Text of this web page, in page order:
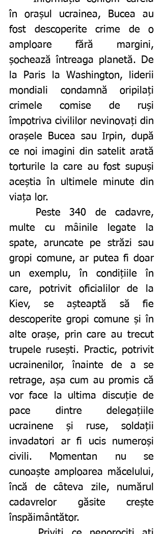
în orașul ucrainea, Bucea au
fost descoperite crime de o
amploare fără margini,
șochează întreaga planetă. De
la Paris la Washington, liderii
mondiali condamnă oripilați
crimele comise de ruși
împotriva civililor nevinovați din
orașele Bucea sau Irpin, după
ce noi imagini din satelit arată
torturile la care au fost supuși
aceștia în ultimele minute din
viața lor.
multe cu mâinile legate la
spate, aruncate pe străzi sau
gropi comune, ar putea fi doar
un exemplu, în condițiile în
care, potrivit oficialilor de la
Kiev, se așteaptă să fie
descoperite gropi comune și în
alte orașe, prin care au trecut
trupele rusești. Practic, potrivit
ucrainenilor, înainte de a se
retrage, așa cum au promis că
vor face la ultima discuție de
pace dintre delegațiile
ucrainene și ruse, soldații
invadatori ar fi ucis numeroși
civili. Momentan nu se
cunoaște amploarea măcelului,
încă de câteva zile, numărul
cadavrelor găsite crește
înspăimântător.